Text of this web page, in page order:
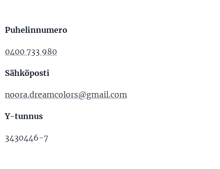
Puhelinnumero
0400 733 980
Sähköposti
noora.dreamcolors@gmail.com
Y-tunnus
3430446-7